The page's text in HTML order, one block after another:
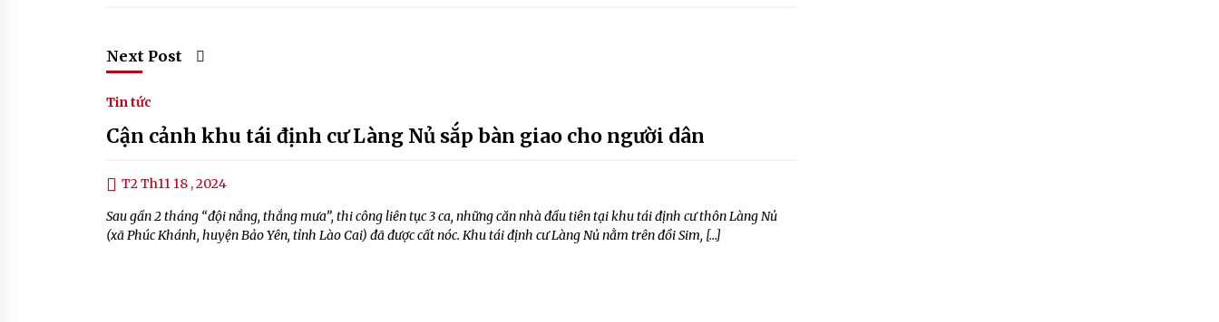
Next Post
Tin tức
Cận cảnh khu tái định cư Làng Nủ sắp bàn giao cho người dân
T2 Th11 18 , 2024
Sau gần 2 tháng “đội nắng, thắng mưa”, thi công liên tục 3 ca, những căn nhà đầu tiên tại khu tái định cư thôn Làng Nủ
(xã Phúc Khánh, huyện Bảo Yên, tỉnh Lào Cai) đã được cất nóc. Khu tái định cư Làng Nủ nằm trên đồi Sim, […]